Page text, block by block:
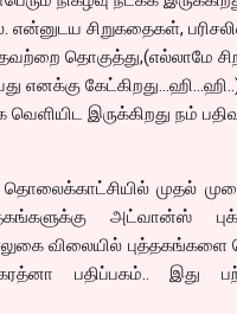
சிறுகதைகள்,
தொகுத்து,(எல்லாமே
எனக்கு
வெளியிட இருக்கிறது நம்
முதல்
அட்வான்ஸ்
விலையில் புத்தகங்களை
பதிப்பகம்.. இது